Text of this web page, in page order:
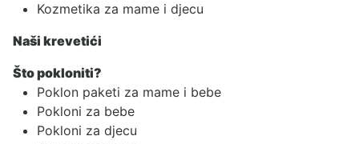
Kozmetika za mame i djecu
Naši krevetići
Što pokloniti?
Poklon paketi za mame i bebe
Pokloni za bebe
Pokloni za djecu